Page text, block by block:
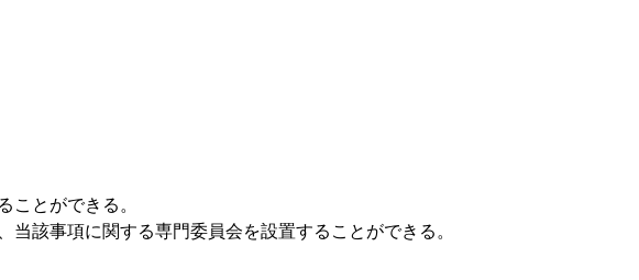
とができる。
該事項に関する専門委員会を設置することができる。